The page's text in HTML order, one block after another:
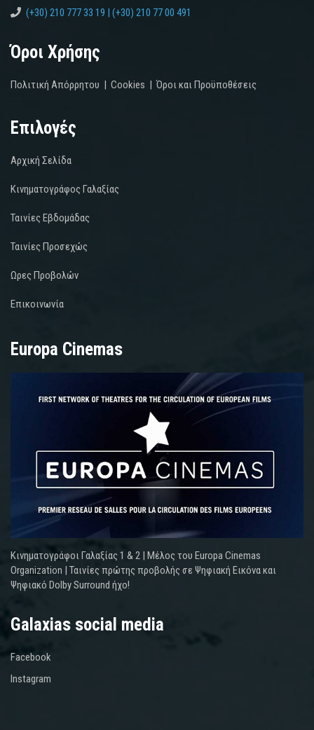
(+30) 210 777 33 19 | (+30) 210 77 00 491
Όροι Χρήσης
Πολιτική Απόρρητου | Cookies |Όροι και Προϋποθέσεις
Επιλογές
Αρχική Σελίδα
Κινηματογράφος Γαλαξίας
Ταινίες Εβδομάδας
Ταινίες Προσεχώς
Ωρες Προβολών
Επικοινωνία
Europa Cinemas
Κινηματογράφοι Γαλαξίας 1 & 2 | Μέλος του Europa Cinemas
Organization | Ταινίες πρώτης προβολής σε Ψηφιακή Εικόνα και
Ψηφιακό Dolby Surround ήχο!
Galaxias social media
Facebook
Instagram